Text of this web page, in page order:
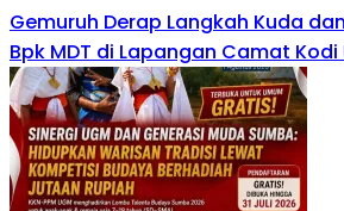
Gemuruh Derap Langkah Kuda
Bpk MDT di Lapangan Camat